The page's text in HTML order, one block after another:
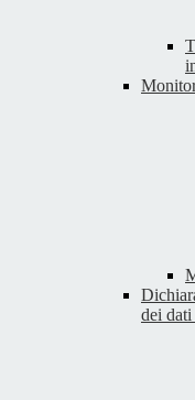
dei dati